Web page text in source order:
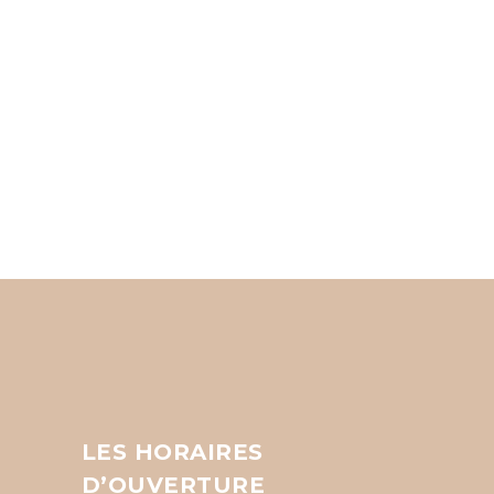
LES HORAIRES
D’OUVERTURE